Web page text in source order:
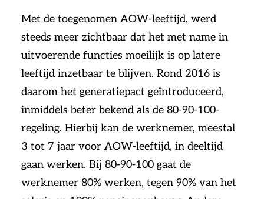
Met de toegenomen AOW-leeftijd, werd
steeds meer zichtbaar dat het met name in
uitvoerende functies moeilijk is op latere
leeftijd inzetbaar te blijven. Rond 2016 is
daarom het generatiepact geïntroduceerd,
inmiddels beter bekend als de 80-90-100-
regeling. Hierbij kan de werknemer, meestal
3 tot 7 jaar voor AOW-leeftijd, in deeltijd
gaan werken. Bij 80-90-100 gaat de
werknemer 80% werken, tegen 90% van het